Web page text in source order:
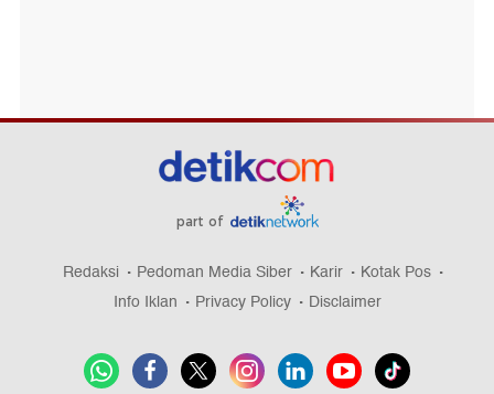
part of
Redaksi Pedoman Media Siber Karir
Kotak Pos
Info Iklan
Privacy Policy Disclaimer